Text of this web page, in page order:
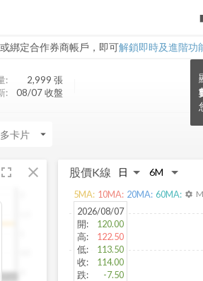
綁定合作券商帳戶，即可解鎖即時及進階功
: 2,999 張
:
08/07 收盤
arrow_drop_down
fullscreen close 股價K線
2026/08/07
開:
120.00
高:
122.50
低:
113.50
收:
114.00
跌:
-7.50
5MA: 10MA: 20MA: 60MA: settings